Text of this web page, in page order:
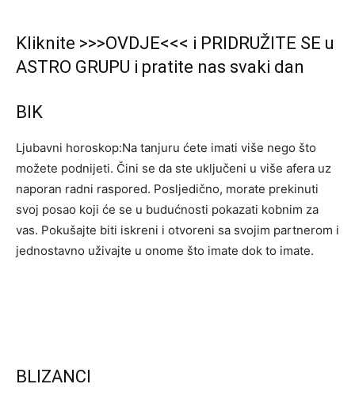
Kliknite >>>OVDJE<<< i PRIDRUŽITE SE u
ASTRO GRUPU i pratite nas svaki dan
BIK
Ljubavni horoskop:Na tanjuru ćete imati više nego što
možete podnijeti. Čini se da ste uključeni u više afera uz
naporan radni raspored. Posljedično, morate prekinuti
svoj posao koji će se u budućnosti pokazati kobnim za
vas. Pokušajte biti iskreni i otvoreni sa svojim partnerom i
jednostavno uživajte u onome što imate dok to imate.
BLIZANCI